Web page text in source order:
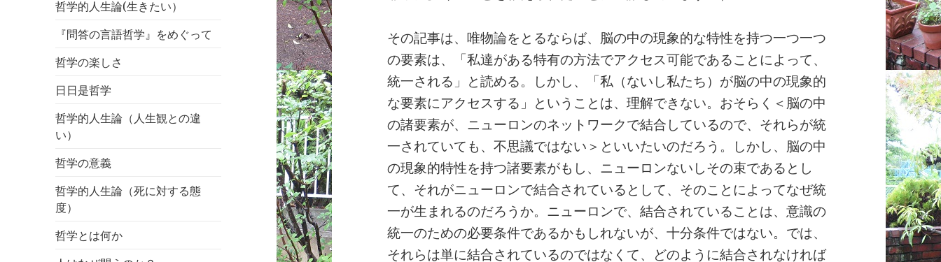
哲学的人生論(生きたい）
『問答の言語哲学』をめぐって
哲学の楽しさ
日日是哲学
哲学的人生論（人生観との違
い）
哲学の意義
哲学的人生論（死に対する態
度）
哲学とは何か
その記事は、唯物論をとるならば、脳の中の現象的な特性を持つ一つ一つ
の要素は、「私達がある特有の方法でアクセス可能であることによって、
統一される」と読める。しかし、「私（ないし私たち）が脳の中の現象的
な要素にアクセスする」ということは、理解できない。おそらく＜脳の中
の諸要素が、ニューロンのネットワークで結合しているので、それらが統
一されていても、不思議ではない＞といいたいのだろう。しかし、脳の中
の現象的特性を持つ諸要素がもし、ニューロンないしその束であるとし
て、それがニューロンで結合されているとして、そのことによってなぜ統
一が生まれるのだろうか。ニューロンで、結合されていることは、意識の
統一のための必要条件であるかもしれないが、十分条件ではない。では、
それらは単に結合されているのではなくて、どのように結合されなければ